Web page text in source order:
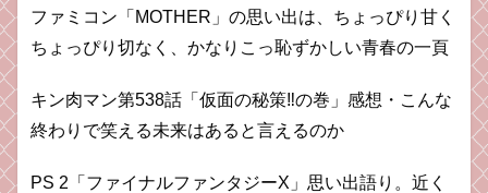
ファミコン「MOTHER」の思い出は、ちょっぴり甘く
ちょっぴり切なく、かなりこっ恥ずかしい青春の一頁
キン肉マン第538話「仮面の秘策‼︎の巻」感想・こんな
終わりで笑える未来はあると言えるのか
PS 2「ファイナルファンタジーX」思い出語り。近く